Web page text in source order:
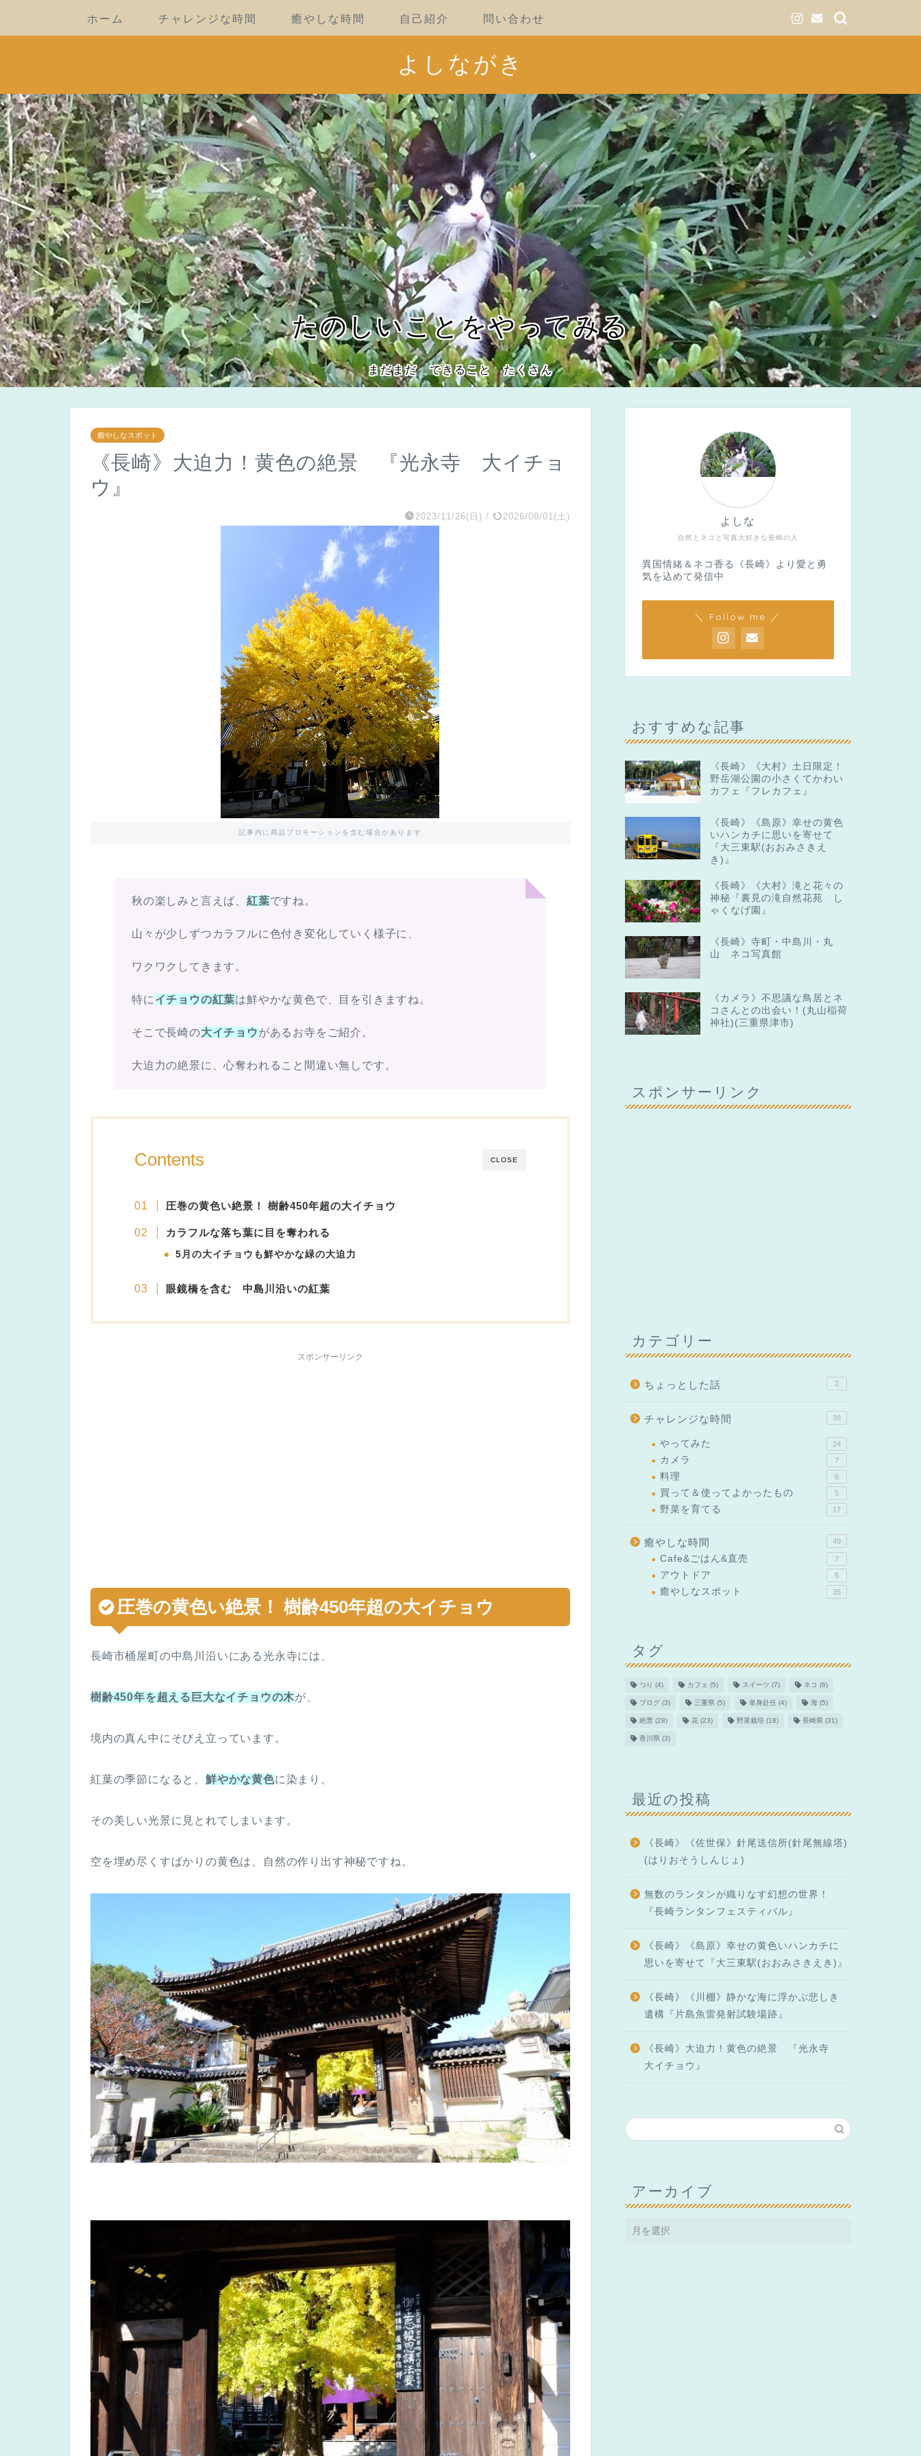
ホーム チャレンジな時間 癒やしな時間 自己紹介 問い合わせ
よしながき
たのしいことをやってみる
まだまだ できること たくさん
癒やしなスポット
《長崎》大迫力！黄色の絶景 『光永寺 大イチョ
ウ』
2023/11/26(日) / 2026/08/01(土)
記事内に商品プロモーションを含む場合があります
秋の楽しみと言えば、 紅葉ですね。
山々が少しずつカラフルに色付き変化していく様子に、
ワクワクしてきます。
特に イチョウの紅葉は鮮やかな黄色で、目を引きますね。
そこで長崎の大イチョウがあるお寺をご紹介。
大迫力の絶景に、心奪われること間違い無しです。
CLOSE
Contents
圧巻の黄色い絶景！ 樹齢450年超の大イチョウ
カラフルな落ち葉に目を奪われる
5月の大イチョウも鮮やかな緑の大迫力
眼鏡橋を含む 中島川沿いの紅葉
スポンサーリンク
圧巻の黄色い絶景！ 樹齢450年超の大イチョウ
長崎市桶屋町の中島川沿いにある光永寺には、
樹齢450年を超える巨大なイチョウの木が、
境内の真ん中にそびえ立っています。
紅葉の季節になると、 鮮やかな黄色に染まり、
その美しい光景に見とれてしまいます。
空を埋め尽くすばかりの黄色は、自然の作り出す神秘ですね。
自然とネコと写真大好きな長崎の人
よしな
異国情緒＆ネコ香る《長崎》より愛と勇
気を込めて発信中
＼ Follow me ／
おすすめな記事
《長崎》《大村》土日限定！
野岳湖公園の小さくてかわい
カフェ『フレカフェ』
《長崎》《島原》幸せの黄色
いハンカチに思いを寄せて
『大三東駅(おおみさきえ
き)』
《長崎》《大村》滝と花々の
神秘『裏見の滝自然花苑 し
ゃくなげ園』
《長崎》寺町・中島川・丸
山 ネコ写真館
《カメラ》不思議な鳥居とネ
コさんとの出会い！(丸山稲荷
神社)(三重県津市)
スポンサーリンク
カテゴリー
ちょっとした話 2
チャレンジな時間 38
やってみた 24
カメラ 7
料理 6
買って＆使ってよかったもの 5
野菜を育てる 17
癒やしな時間 49
Cafe&ごはん&直売 7
アウトドア 5
癒やしなスポット 35
タグ
つり (4) カフェ (5) スイーツ (7) ネコ (6)
ブログ(3) 三重県 (5) 単身赴任(4) 海(5)
絶景(28) 花(23) 野菜栽培(18) 長崎県 (31)
香川県 (3)
最近の投稿
《長崎》《佐世保》針尾送信所(針尾無線塔)
(はりおそうしんじょ)
無数のランタンが織りなす幻想の世界！
『長崎ランタンフェスティバル』
《長崎》《島原》幸せの黄色いハンカチに
思いを寄せて『大三東駅(おおみさきえき)』
《長崎》《川棚》静かな海に浮かぶ悲しき
遺構『片島魚雷発射試験場跡』
《長崎》大迫力！黄色の絶景 『光永寺
大イチョウ』
アーカイブ